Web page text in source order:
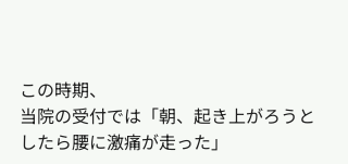
この時期、
当院の受付では「朝、起き上がろうと
したら腰に激痛が走った」